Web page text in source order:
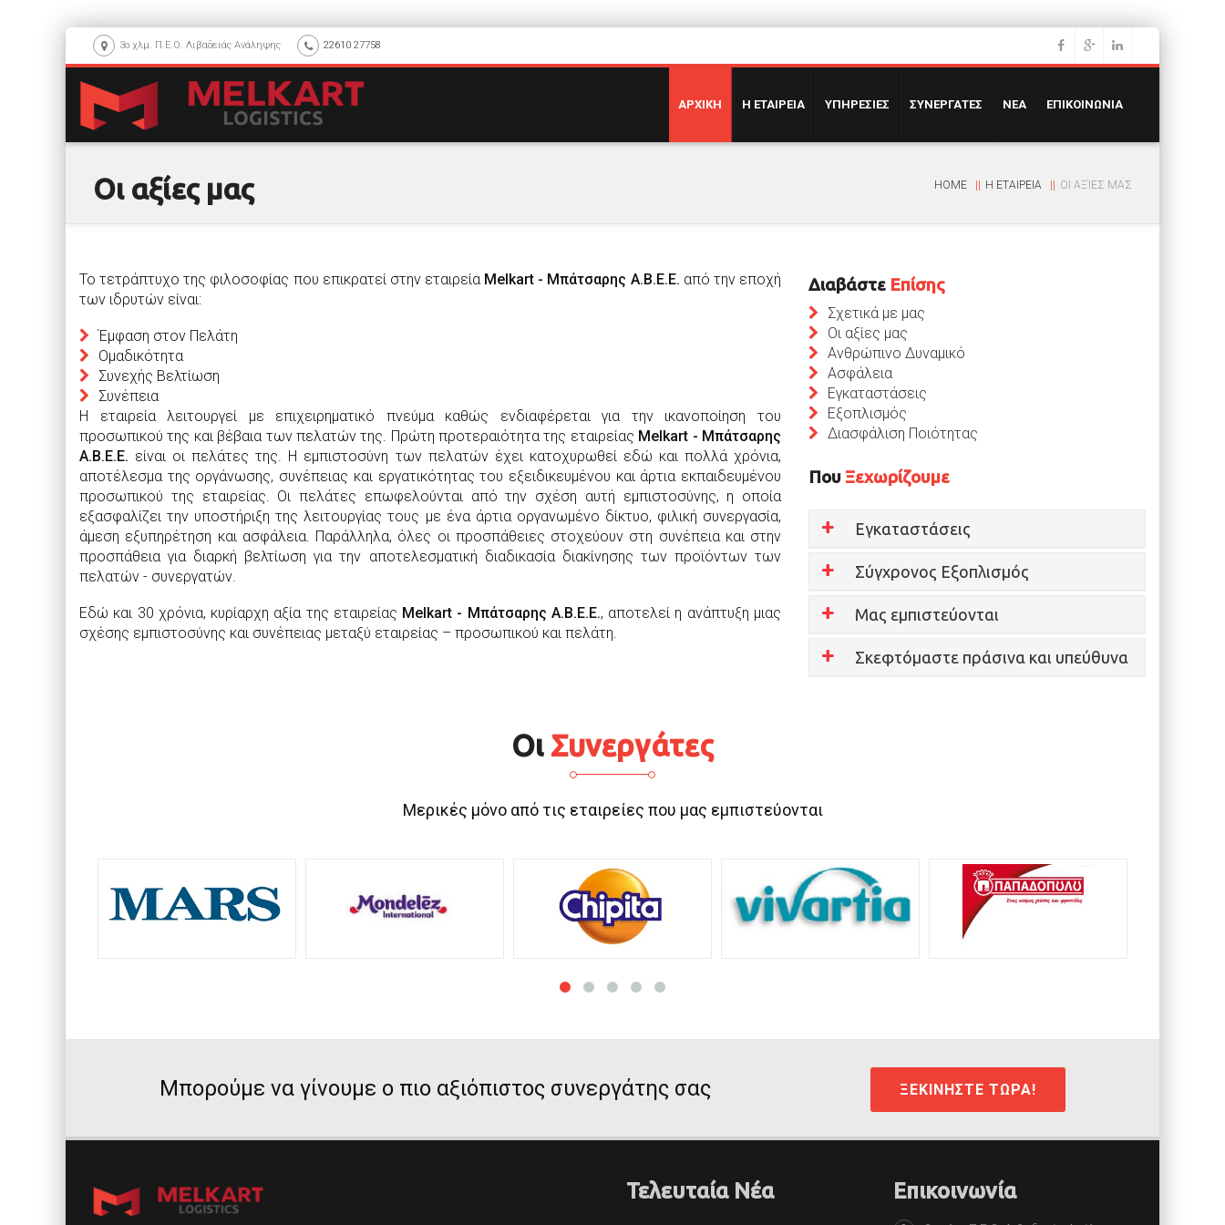
3ο χλμ. Π.Ε.Ο. Λιβαδειάς Ανάληψης 22610 27758
ΑΡΧΙΚΗ Η ΕΤΑΙΡΕΙΑ ΥΠΗΡΕΣΙΕΣ ΣΥΝΕΡΓΑΤΕΣ ΝΕΑ ΕΠΙΚΟΙΝΩΝΙΑ
Οι αξίες μας HOME Η ΕΤΑΙΡΕΙΑ ΟΙ ΑΞΊΕΣ ΜΑΣ
Το τετράπτυχο της φιλοσοφίας που επικρατεί στην εταιρεία Melkart - Μπάτσαρης Α.Β.Ε.Ε. από την εποχή
των ιδρυτών είναι:
Έμφαση στον Πελάτη
Ομαδικότητα
Συνεχής Βελτίωση
Συνέπεια
Η εταιρεία λειτουργεί με επιχειρηματικό πνεύμα καθώς ενδιαφέρεται για την ικανοποίηση του
προσωπικού της και βέβαια των πελατών της. Πρώτη προτεραιότητα της εταιρείας Melkart - Μπάτσαρης
Α.Β.Ε.Ε. είναι οι πελάτες της. Η εμπιστοσύνη των πελατών έχει κατοχυρωθεί εδώ και πολλά χρόνια,
αποτέλεσμα της οργάνωσης, συνέπειας και εργατικότητας του εξειδικευμένου και άρτια εκπαιδευμένου
προσωπικού της εταιρείας. Οι πελάτες επωφελούνται από την σχέση αυτή εμπιστοσύνης, η οποία
εξασφαλίζει την υποστήριξη της λειτουργίας τους με ένα άρτια οργανωμένο δίκτυο, φιλική συνεργασία,
άμεση εξυπηρέτηση και ασφάλεια. Παράλληλα, όλες οι προσπάθειες στοχεύουν στη συνέπεια και στην
προσπάθεια για διαρκή βελτίωση για την αποτελεσματική διαδικασία διακίνησης των προϊόντων των
πελατών - συνεργατών.
Εδώ και 30 χρόνια, κυρίαρχη αξία της εταιρείας Melkart - Μπάτσαρης Α.Β.Ε.Ε., αποτελεί η ανάπτυξη μιας
σχέσης εμπιστοσύνης και συνέπειας μεταξύ εταιρείας – προσωπικού και πελάτη.
Διαβάστε Επίσης
Σχετικά με μας
Οι αξίες μας
Ανθρώπινο Δυναμικό
Ασφάλεια
Εγκαταστάσεις
Εξοπλισμός
Διασφάλιση Ποιότητας
Που Ξεχωρίζουμε
Εγκαταστάσεις
Σύγχρονος Εξοπλισμός
Μας εμπιστεύονται
Σκεφτόμαστε πράσινα και υπεύθυνα
ΟιΣυνεργάτες
Μερικές μόνο από τις εταιρείες που μας εμπιστεύονται
Μπορούμε να γίνουμε ο πιο αξιόπιστος συνεργάτης σας ΞΕΚΙΝΗΣΤΕ ΤΩΡΑ!
Τελευταία Νέα Επικοινωνία